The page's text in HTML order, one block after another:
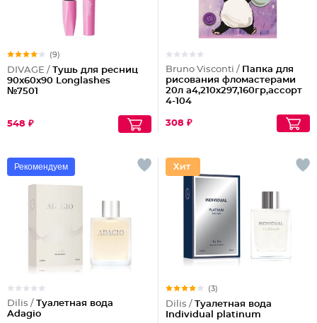
(9)
DIVAGE / Тушь для ресниц
90x60x90 Longlashes
№7501
548 ₽
Bruno Visconti / Папка для
рисования фломастерами
20л а4,210х297,160гр,ассорт
4-104
308 ₽
Рекомендуем
Dilis / Туалетная вода
Adagio
(3)
Dilis / Туалетная вода
Individual platinum